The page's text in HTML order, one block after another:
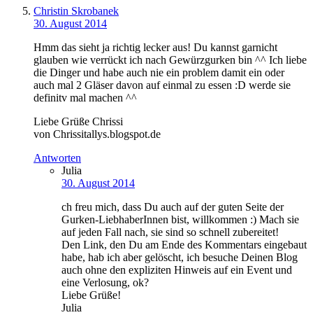
Christin Skrobanek
30. August 2014
Hmm das sieht ja richtig lecker aus! Du kannst garnicht
glauben wie verrückt ich nach Gewürzgurken bin ^^ Ich liebe
die Dinger und habe auch nie ein problem damit ein oder
auch mal 2 Gläser davon auf einmal zu essen :D werde sie
definitv mal machen ^^
Liebe Grüße Chrissi
von Chrissitallys.blogspot.de
Antworten
Julia
30. August 2014
ch freu mich, dass Du auch auf der guten Seite der
Gurken-LiebhaberInnen bist, willkommen :) Mach sie
auf jeden Fall nach, sie sind so schnell zubereitet!
Den Link, den Du am Ende des Kommentars eingebaut
habe, hab ich aber gelöscht, ich besuche Deinen Blog
auch ohne den expliziten Hinweis auf ein Event und
eine Verlosung, ok?
Liebe Grüße!
Julia